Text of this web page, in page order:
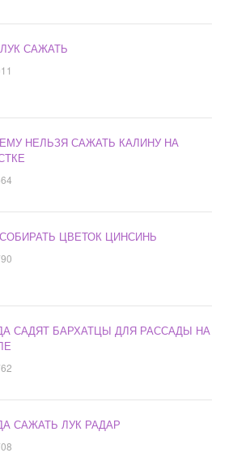
САЖАТЬ
НЕЛЬЗЯ САЖАТЬ КАЛИНУ НА
ЦВЕТОК ЦИНСИНЬ
САДЯТ БАРХАТЦЫ ДЛЯ РАССАДЫ НА
САЖАТЬ ЛУК РАДАР